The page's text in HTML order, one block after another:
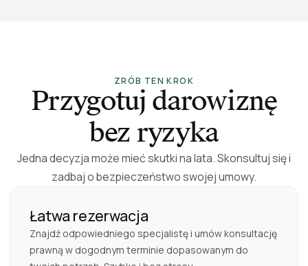
ZRÓB TEN KROK
Przygotuj darowiznę
bez ryzyka
Jedna decyzja może mieć skutki na lata. Skonsultuj się i
zadbaj o bezpieczeństwo swojej umowy.
Łatwa rezerwacja
Znajdź odpowiedniego specjalistę i umów konsultację
prawną w dogodnym terminie dopasowanym do